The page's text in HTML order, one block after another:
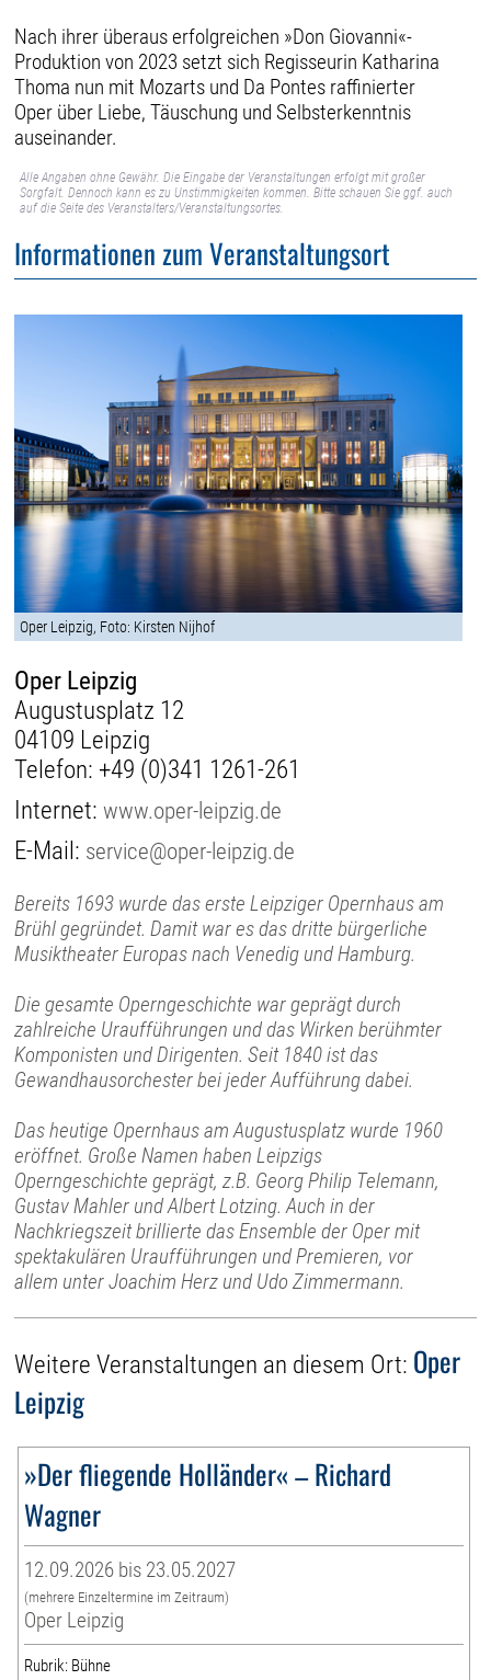
Nach ihrer überaus erfolgreichen »Don Giovanni«-
Produktion von 2023 setzt sich Regisseurin Katharina
Thoma nun mit Mozarts und Da Pontes raffinierter
Oper über Liebe, Täuschung und Selbsterkenntnis
auseinander.
Alle Angaben ohne Gewähr. Die Eingabe der Veranstaltungen erfolgt mit großer
Sorgfalt. Dennoch kann es zu Unstimmigkeiten kommen. Bitte schauen Sie ggf. auch
auf die Seite des Veranstalters/Veranstaltungsortes.
Informationen zum Veranstaltungsort
Oper Leipzig, Foto: Kirsten Nijhof
Oper Leipzig
Augustusplatz 12
04109 Leipzig
Telefon: +49 (0)341 1261-261
Internet:www.oper-leipzig.de
E-Mail: service@oper-leipzig.de
Bereits 1693 wurde das erste Leipziger Opernhaus am
Brühl gegründet. Damit war es das dritte bürgerliche
Musiktheater Europas nach Venedig und Hamburg.
Die gesamte Operngeschichte war geprägt durch
zahlreiche Uraufführungen und das Wirken berühmter
Komponisten und Dirigenten. Seit 1840 ist das
Gewandhausorchester bei jeder Aufführung dabei.
Das heutige Opernhaus am Augustusplatz wurde 1960
eröffnet. Große Namen haben Leipzigs
Operngeschichte geprägt, z.B. Georg Philip Telemann,
Gustav Mahler und Albert Lotzing. Auch in der
Nachkriegszeit brillierte das Ensemble der Oper mit
spektakulären Uraufführungen und Premieren, vor
allem unter Joachim Herz und Udo Zimmermann.
Weitere Veranstaltungen an diesem Ort: Oper
Leipzig
»Der fliegende Holländer« – Richard
Wagner
12.09.2026 bis 23.05.2027
(mehrere Einzeltermine im Zeitraum)
Oper Leipzig
Rubrik: Bühne